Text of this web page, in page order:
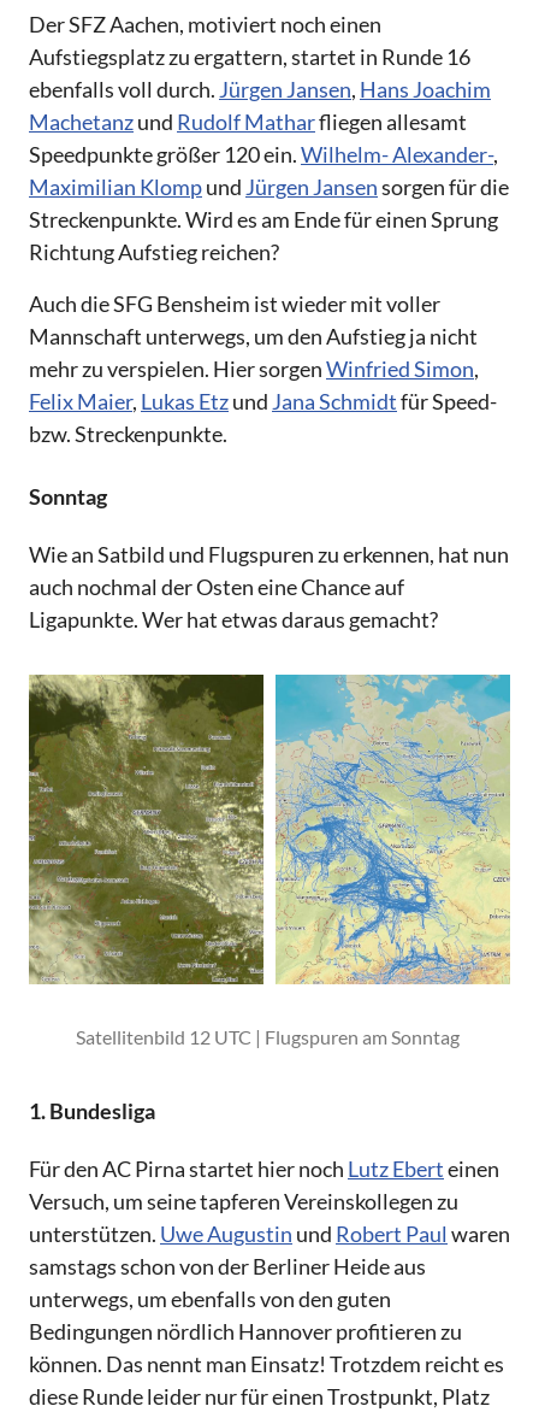
Der SFZ Aachen, motiviert noch einen
Aufstiegsplatz zu ergattern, startet in Runde 16
ebenfalls voll durch. Jürgen Jansen, Hans Joachim
Machetanzund Rudolf Matharfliegen allesamt
Speedpunkte größer 120 ein.Wilhelm- Alexander-,
Maximilian Klompund Jürgen Jansensorgen für die
Streckenpunkte. Wird es am Ende für einen Sprung
Richtung Aufstieg reichen?
Auch die SFG Bensheim ist wieder mit voller
Mannschaft unterwegs, um den Aufstieg ja nicht
mehr zu verspielen. Hier sorgenWinfried Simon,
Felix Maier, Lukas Etzund Jana Schmidtfür Speed-
bzw. Streckenpunkte.
Sonntag
Wie an Satbild und Flugspuren zu erkennen, hat nun
auch nochmal der Osten eine Chance auf
Ligapunkte. Wer hat etwas daraus gemacht?
Satellitenbild 12 UTC | Flugspuren am Sonntag
1. Bundesliga
Für den AC Pirna startet hier noch Lutz Eberteinen
Versuch, um seine tapferen Vereinskollegen zu
unterstützen. Uwe Augustin und Robert Paul waren
samstags schon von der Berliner Heide aus
unterwegs, um ebenfalls von den guten
Bedingungen nördlich Hannover profitieren zu
können. Das nennt man Einsatz! Trotzdem reicht es
diese Runde leider nur für einen Trostpunkt, Platz